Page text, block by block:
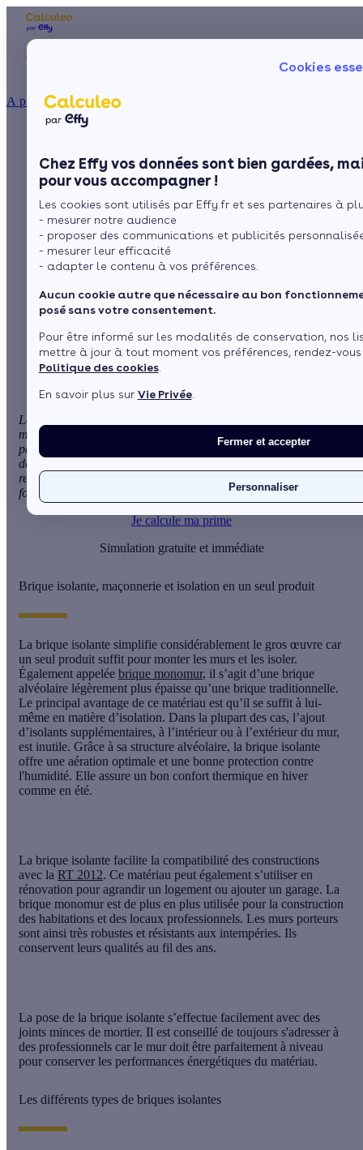
Cookies
Chez Effy vos données sont bien gardées,
pour vous accompagner !
Les cookies sont utilisés par Effy.fr et ses partenaires à
- mesurer notre audience
- proposer des communications et publicités
- mesurer leur efficacité
- adapter le contenu à vos préférences.
Aucun cookie autre que nécessaire au bon
posé sans votre consentement.
Pour être informé sur les modalités de conservation, nos
mettre à jour à tout moment vos préférences, rendez-
Politique des cookies.
En savoir plus sur Vie Privée.
Fermer et accepter
Personnaliser
À propos
Ma Prime Rénov'
Le chèque énergie
La TVA réduite
L'éco-prêt à taux zéro
Trouver mes aides
Nos conseils
Sol
Fenêtres
Tout savoir sur la
brique isolante
parL’équipe de rédaction 3 min de lecture
Sommaire
produit
Les différents types de briques isolantes
Voir plus
La
murs extérieurs. Cette technologie innovante offre une solution
performante pour atteindre les objectifs d'économie d'énergie
des réglementations thermiques. Les murs sont à la fois
respirants et bien isolés. Le coût de la brique isolante varie en
fonction de son type et de son épaisseur.
Je calcule ma prime
Simulation gratuite et immédiate
Brique isolante, maçonnerie et isolation en un seul produit
La brique isolante simplifie considérablement le gros œuvre car
un seul produit suffit pour monter les murs et les isoler.
Également appelée brique monomur, il s’agit d’une brique
alvéolaire légèrement plus épaisse qu’une brique traditionnelle.
Le principal avantage de ce matériau est qu’il se suffit à lui-
même en matière d’isolation. Dans la plupart des cas, l’ajout
d’isolants supplémentaires, à l’intérieur ou à l’extérieur du mur,
est inutile. Grâce à sa structure alvéolaire, la brique isolante
offre une aération optimale et une bonne protection contre
l'humidité. Elle assure un bon confort thermique en hiver
comme en été.
La brique isolante facilite la compatibilité des constructions
avec la RT 2012. Ce matériau peut également s’utiliser en
rénovation pour agrandir un logement ou ajouter un garage. La
brique monomur est de plus en plus utilisée pour la construction
des habitations et des locaux professionnels. Les murs porteurs
sont ainsi très robustes et résistants aux intempéries. Ils
conservent leurs qualités au fil des ans.
La pose de la brique isolante s’effectue facilement avec des
joints minces de mortier. Il est conseillé de toujours s'adresser à
des professionnels car le mur doit être parfaitement à niveau
pour conserver les performances énergétiques du matériau.
Les différents types de briques isolantes